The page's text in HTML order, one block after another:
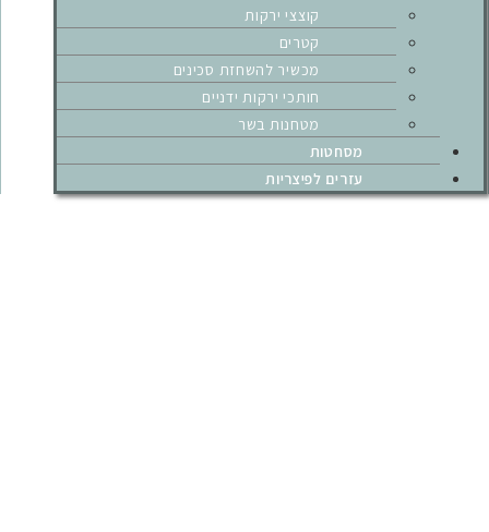
קוצצי ירקות
קטרים
מכשיר להשחזת סכינים
חותכי ירקות ידניים
מטחנות בשר
מסחטות
עזרים לפיצריות